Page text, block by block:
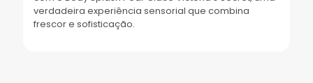
verdadeira experiência sensorial que combina
frescor e sofisticação.